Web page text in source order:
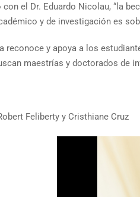
con el Dr. Eduardo Nicolau, “la
y de investigación es
reconoce y apoya a los
maestrías y doctorados de
Feliberty y Cristhiane Cruz